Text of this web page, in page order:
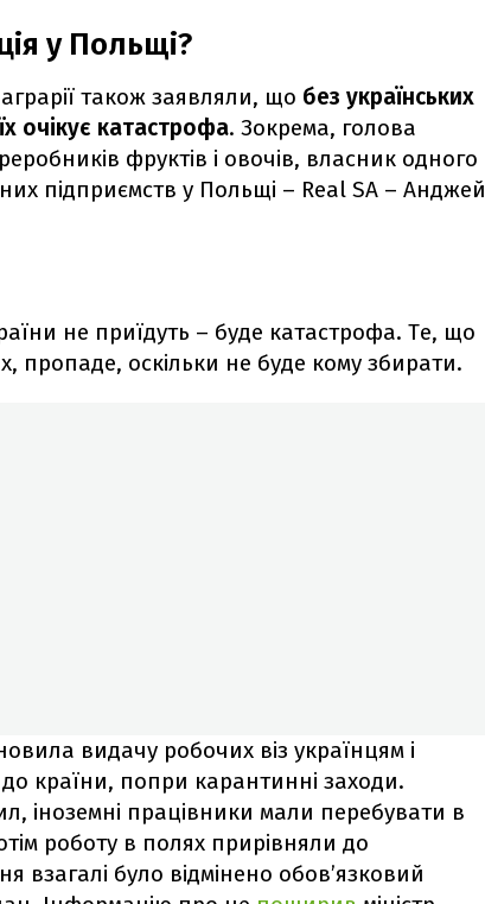
у Польщі?
аграрії також заявляли, що без українських
очікує катастрофа. Зокрема, голова
фруктів і овочів, власник одного
підприємств у Польщі – Real SA – Анджей
не приїдуть – буде катастрофа. Те, що
пропаде, оскільки не буде кому збирати.
видачу робочих віз українцям і
країни, попри карантинні заходи.
іноземні працівники мали перебувати в
роботу в полях прирівняли до
взагалі було відмінено обов’язковий